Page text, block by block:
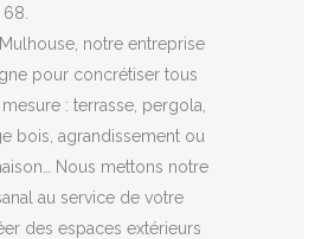
notre entreprise
pour concrétiser tous
: terrasse, pergola,
bois, agrandissement ou
Nous mettons notre
au service de votre
des espaces extérieurs